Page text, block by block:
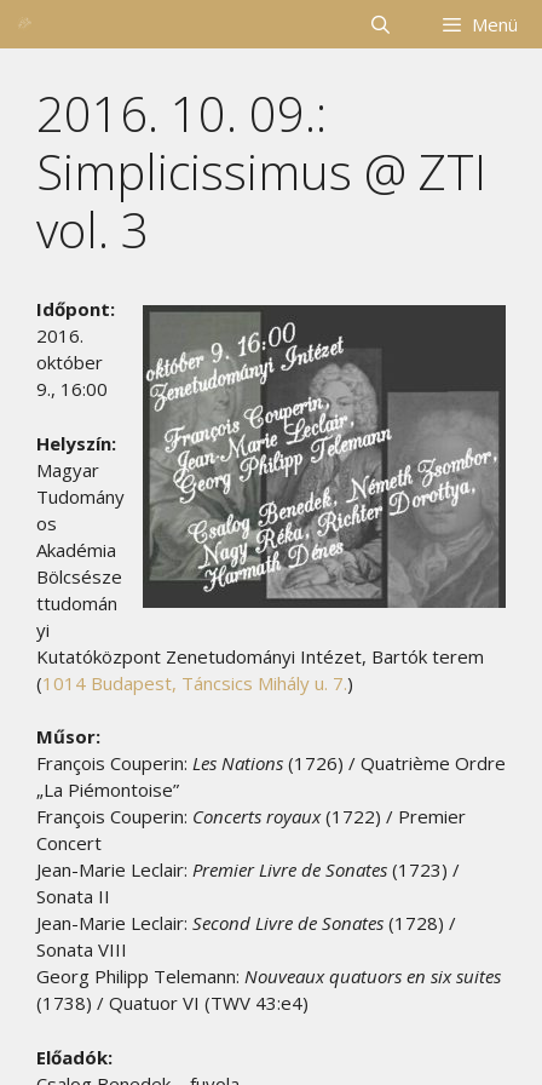
Kilépés
Menü
2016. 10. 09.:
Simplicissimus @ ZTI
vol. 3
Időpont:
2016.
október
9., 16:00
Helyszín:
Magyar
Tudomány
os
Akadémia
Bölcsésze
ttudomán
yi
Kutatóközpont Zenetudományi Intézet, Bartók terem
(1014 Budapest, Táncsics Mihály u. 7.)
Műsor:
François Couperin: Les Nations (1726) / Quatrième Ordre
„La Piémontoise”
François Couperin: Concerts royaux(1722) / Premier
Concert
Jean-Marie Leclair: Premier Livre de Sonates (1723) /
Sonata II
Jean-Marie Leclair: Second Livre de Sonates (1728) /
Sonata VIII
Georg Philipp Telemann: Nouveaux quatuors en six suites
(1738) / Quatuor VI (TWV 43:e4)
Előadók: